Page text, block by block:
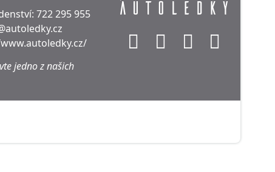
722 295 955
jedno z našich